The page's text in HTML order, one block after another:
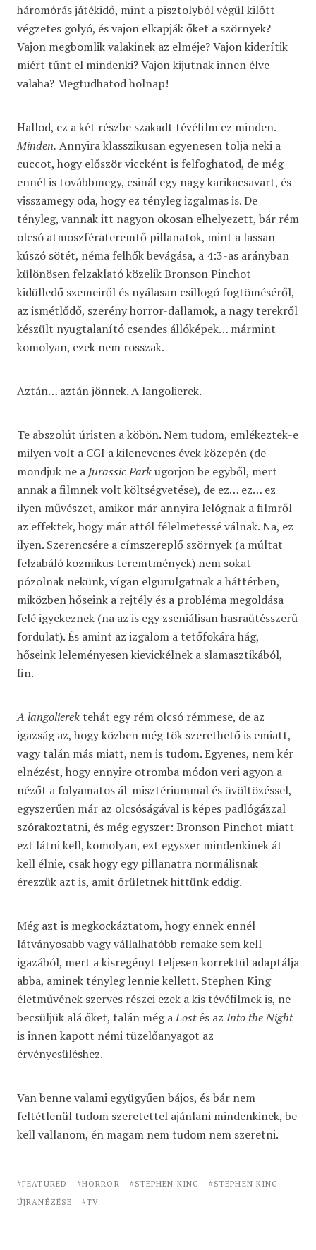
háromórás játékidő, mint a pisztolyból végül kilőtt
végzetes golyó, és vajon elkapják őket a szörnyek?
Vajon megbomlik valakinek az elméje? Vajon kiderítik
miért tűnt el mindenki? Vajon kijutnak innen élve
valaha? Megtudhatod holnap!
Hallod, ez a két részbe szakadt tévéfilm ez minden.
Minden. Annyira klasszikusan egyenesen tolja neki a
cuccot, hogy először viccként is felfoghatod, de még
ennél is továbbmegy, csinál egy nagy karikacsavart, és
visszamegy oda, hogy ez tényleg izgalmas is. De
tényleg, vannak itt nagyon okosan elhelyezett, bár rém
olcsó atmoszférateremtő pillanatok, mint a lassan
kúszó sötét, néma felhők bevágása, a 4:3-as arányban
különösen felzaklató közelik Bronson Pinchot
kidülledő szemeiről és nyálasan csillogó fogtöméséről,
az ismétlődő, szerény horror-dallamok, a nagy terekről
készült nyugtalanító csendes állóképek… mármint
komolyan, ezek nem rosszak.
Aztán… aztán jönnek. A langolierek.
Te abszolút úristen a köbön. Nem tudom, emlékeztek-e
milyen volt a CGI a kilencvenes évek közepén (de
mondjuk ne a Jurassic Parkugorjon be egyből, mert
annak a filmnek volt költségvetése), de ez… ez… ez
ilyen művészet, amikor már annyira lelógnak a filmről
az effektek, hogy már attól félelmetessé válnak. Na, ez
ilyen. Szerencsére a címszereplő szörnyek (a múltat
felzabáló kozmikus teremtmények) nem sokat
pózolnak nekünk, vígan elgurulgatnak a háttérben,
miközben hőseink a rejtély és a probléma megoldása
felé igyekeznek (na az is egy zseniálisan hasraütésszerű
fordulat). És amint az izgalom a tetőfokára hág,
hőseink leleményesen kievickélnek a slamasztikából,
fin.
A langolierektehát egy rém olcsó rémmese, de az
igazság az, hogy közben még tök szerethető is emiatt,
vagy talán más miatt, nem is tudom. Egyenes, nem kér
elnézést, hogy ennyire otromba módon veri agyon a
nézőt a folyamatos ál-misztériummal és üvöltözéssel,
egyszerűen már az olcsóságával is képes padlógázzal
szórakoztatni, és még egyszer: Bronson Pinchot miatt
ezt látni kell, komolyan, ezt egyszer mindenkinek át
kell élnie, csak hogy egy pillanatra normálisnak
érezzük azt is, amit őrületnek hittünk eddig.
Még azt is megkockáztatom, hogy ennek ennél
látványosabb vagy vállalhatóbb remake sem kell
igazából, mert a kisregényt teljesen korrektül adaptálja
abba, aminek tényleg lennie kellett. Stephen King
életművének szerves részei ezek a kis tévéfilmek is, ne
becsüljük alá őket, talán még aLostés az Into the Night
is innen kapott némi tüzelőanyagot az
érvényesüléshez.
Van benne valami együgyűen bájos, és bár nem
feltétlenül tudom szeretettel ajánlani mindenkinek, be
kell vallanom, én magam nem tudom nem szeretni.
FEATURED HORROR STEPHEN KING
STEPHEN KING
ÚJRANÉZÉSE
TV